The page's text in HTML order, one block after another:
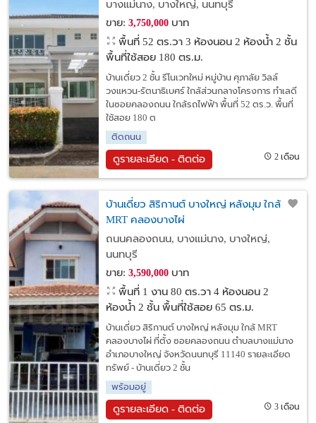
บางแม่นาง, บางใหญ่, นนทบุรี
ขาย: 3,750,000บาท
พื้นที่ 52 ตร.วา 3 ห้องนอน 2 ห้องน้ำ 2 ชั้น
พื้นที่ใช้สอย 180 ตร.ม.
บ้านเดี่ยว 2 ชั้น รีโนเวทใหม่ หมู่บ้าน ศุภาลัย วิลล์
วงแหวน-รัตนาธิเบศร์ ใกล้ส่วนกลางโครงการ ทำเลดี
ในซอยคลองถนน ใกล้รถไฟฟ้า พื้นที่ 52 ตร.ว. พื้นที่
ใช้สอย 180 ต
ติดถนน
ดูรายละเอียด - ติดต่อ 2 เดือน
บ้านเดี่ยว สิริกานต์ บางใหญ่ หลังมุม ใกล้
MRT คลองบางไผ่
ถนนคลองถนน, บางแม่นาง, บางใหญ่,
นนทบุรี
ขาย: 3,590,000บาท
พื้นที่ 1 งาน 80 ตร.วา 4 ห้องนอน 2
ห้องน้ำ 2 ชั้น พื้นที่ใช้สอย 65 ตร.ม.
บ้านเดี่ยว สิริกานต์ บางใหญ่ หลังมุม ใกล้ MRT
คลองบางไผ่ ที่ตั้ง ซอยคลองถนน ตำบลบางแม่นาง
อำเภอบางใหญ่ จังหวัดนนทบุรี 11140 รายละเอียด
ทรัพย์ - บ้านเดี่ยว 2 ชั้น
พร้อมอยู่
ดูรายละเอียด - ติดต่อ 3 เดือน